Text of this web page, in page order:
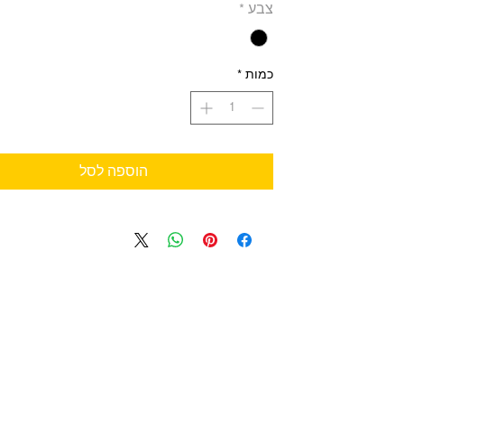
צבע *
כמות *
הוספה לסל